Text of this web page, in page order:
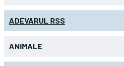
ADEVARUL RSS
ANIMALE